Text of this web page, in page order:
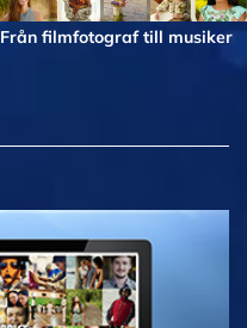
Från filmfotograf till musiker